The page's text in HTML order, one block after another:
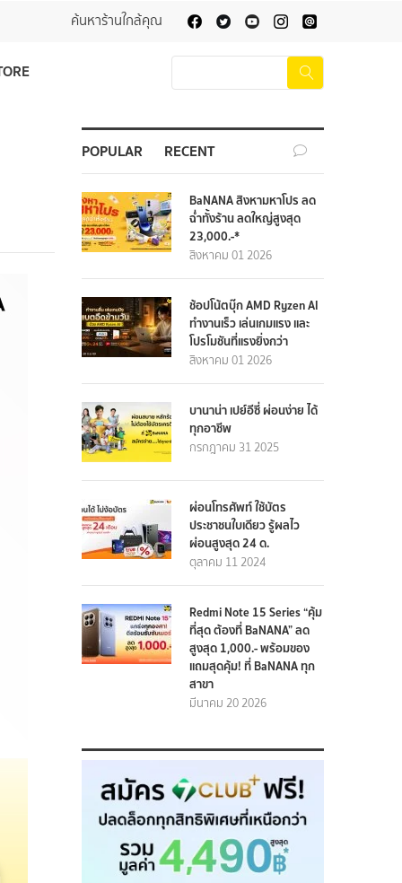
ค้นหาร้านใกล้คุณ
POPULAR RECENT
BaNANA สิงหามหาโปร ลด
ฉ่ำทั้งร้าน ลดใหญ่สูงสุด
23,000.-*
สิงหาคม 01 2026
ช้อปโน้ตบุ๊ก AMD Ryzen AI
ทำงานเร็ว เล่นเกมแรง และ
โปรโมชันที่แรงยิ่งกว่า
สิงหาคม 01 2026
บานาน่า เปย์อีซี่ ผ่อนง่าย ได้
ทุกอาชีพ
กรกฎาคม 31 2025
ผ่อนโทรศัพท์ ใช้บัตร
ประชาชนใบเดียว รู้ผลไว
ผ่อนสูงสุด 24 ด.
ตุลาคม 11 2024
Redmi Note 15 Series “คุ้ม
ที่สุด ต้องที่ BaNANA” ลด
สูงสุด 1,000.- พร้อมของ
แถมสุดคุ้ม! ที่ BaNANA ทุก
สาขา
มีนาคม 20 2026